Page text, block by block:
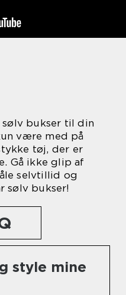
bukser til din
være med på
tøj, der er
Gå ikke glip af
selvtillid og
sølv bukser!
style mine